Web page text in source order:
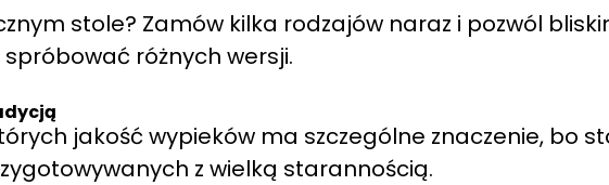
stole? Zamów kilka rodzajów naraz i pozwól
spróbować różnych wersji.
jakość wypieków ma szczególne znaczenie, bo
z wielką starannością.